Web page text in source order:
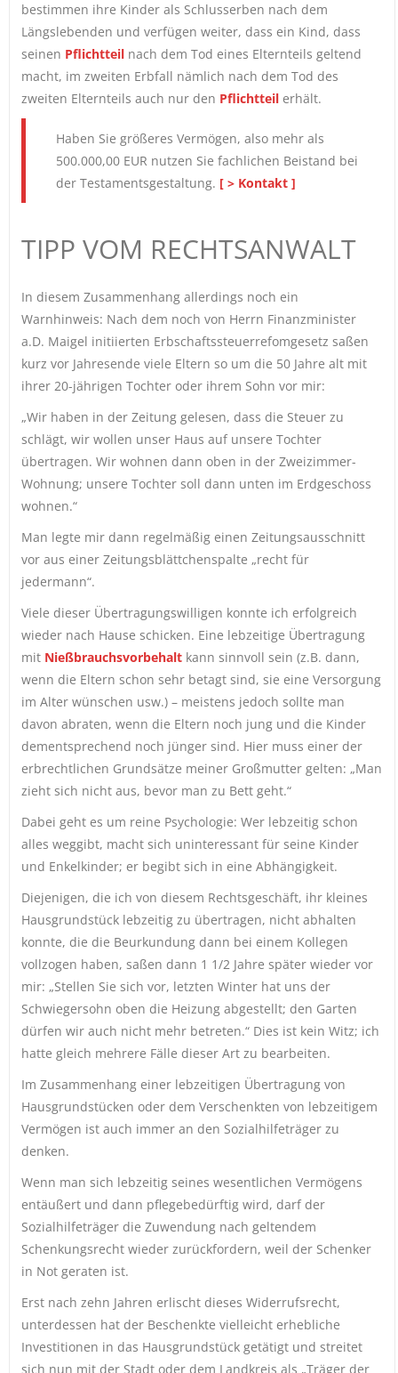
bestimmen ihre Kinder als Schlusserben nach dem
Längslebenden und verfügen weiter, dass ein Kind, dass
seinen Pflichtteilnach dem Tod eines Elternteils geltend
macht, im zweiten Erbfall nämlich nach dem Tod des
zweiten Elternteils auch nur den Pflichtteilerhält.
Haben Sie größeres Vermögen, also mehr als
500.000,00 EUR nutzen Sie fachlichen Beistand bei
der Testamentsgestaltung. [ > Kontakt ]
TIPP VOM RECHTSANWALT
In diesem Zusammenhang allerdings noch ein
Warnhinweis: Nach dem noch von Herrn Finanzminister
a.D. Maigel initiierten Erbschaftssteuerrefomgesetz saßen
kurz vor Jahresende viele Eltern so um die 50 Jahre alt mit
ihrer 20-jährigen Tochter oder ihrem Sohn vor mir:
„Wir haben in der Zeitung gelesen, dass die Steuer zu
schlägt, wir wollen unser Haus auf unsere Tochter
übertragen. Wir wohnen dann oben in der Zweizimmer-
Wohnung; unsere Tochter soll dann unten im Erdgeschoss
wohnen.“
Man legte mir dann regelmäßig einen Zeitungsausschnitt
vor aus einer Zeitungsblättchenspalte „recht für
jedermann“.
Viele dieser Übertragungswilligen konnte ich erfolgreich
wieder nach Hause schicken. Eine lebzeitige Übertragung
mit Nießbrauchsvorbehaltkann sinnvoll sein (z.B. dann,
wenn die Eltern schon sehr betagt sind, sie eine Versorgung
im Alter wünschen usw.) – meistens jedoch sollte man
davon abraten, wenn die Eltern noch jung und die Kinder
dementsprechend noch jünger sind. Hier muss einer der
erbrechtlichen Grundsätze meiner Großmutter gelten: „Man
zieht sich nicht aus, bevor man zu Bett geht.“
Dabei geht es um reine Psychologie: Wer lebzeitig schon
alles weggibt, macht sich uninteressant für seine Kinder
und Enkelkinder; er begibt sich in eine Abhängigkeit.
Diejenigen, die ich von diesem Rechtsgeschäft, ihr kleines
Hausgrundstück lebzeitig zu übertragen, nicht abhalten
konnte, die die Beurkundung dann bei einem Kollegen
vollzogen haben, saßen dann 1 1/2 Jahre später wieder vor
mir: „Stellen Sie sich vor, letzten Winter hat uns der
Schwiegersohn oben die Heizung abgestellt; den Garten
dürfen wir auch nicht mehr betreten.“ Dies ist kein Witz; ich
hatte gleich mehrere Fälle dieser Art zu bearbeiten.
Im Zusammenhang einer lebzeitigen Übertragung von
Hausgrundstücken oder dem Verschenkten von lebzeitigem
Vermögen ist auch immer an den Sozialhilfeträger zu
denken.
Wenn man sich lebzeitig seines wesentlichen Vermögens
entäußert und dann pflegebedürftig wird, darf der
Sozialhilfeträger die Zuwendung nach geltendem
Schenkungsrecht wieder zurückfordern, weil der Schenker
in Not geraten ist.
Erst nach zehn Jahren erlischt dieses Widerrufsrecht,
unterdessen hat der Beschenkte vielleicht erhebliche
Investitionen in das Hausgrundstück getätigt und streitet
sich nun mit der Stadt oder dem Landkreis als „Träger der